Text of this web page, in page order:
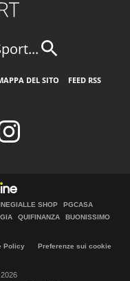
DEL SITO
FEED RSS
SHOP
PGCASA
QUIFINANZA
BUONISSIMO
Policy
Preferenze sui cookie